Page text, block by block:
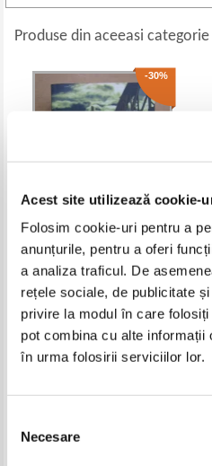
Acest site utilizează cookie-
Folosim cookie-uri pentru a
anunțurile, pentru a oferi
a analiza traficul. De
rețele sociale, de publicitate
privire la modul în care
pot combina cu alte informații
în urma folosirii serviciilor lor.
consimțământului
Necesare
Produse din aceeasi categorie
-30%
John Le Carre - A Most Wanted
12,00Lei 8,40
Adaugă în coș